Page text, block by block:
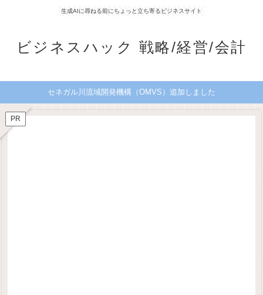
生成AIに尋ねる前にちょっと立ち寄るビジネスサイト
ビジネスハック 戦略/経営/会計
セネガル川流域開発機構（OMVS）追加しました
PR